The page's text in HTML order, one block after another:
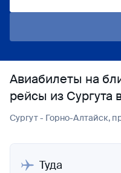
Авиабилеты на
рейсы из Сургута
Сургут - Горно-Алтайск,
Туда